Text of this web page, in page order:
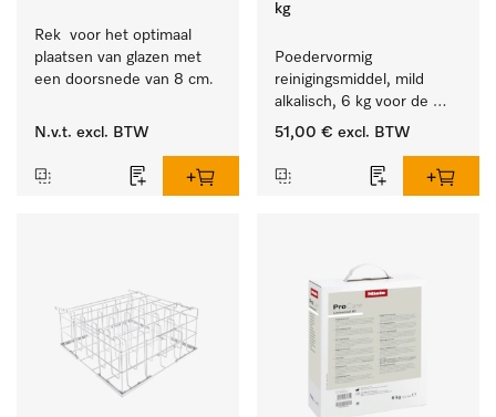
Rek  voor het optimaal
plaatsen van glazen met
een doorsnede van 8 cm.
N.v.t. excl. BTW
kg
Poedervormig
reinigingsmiddel, mild
alkalisch, 6 kg voor de
reiniging van sterk
bestek en glazen.
51,00 € excl. BTW